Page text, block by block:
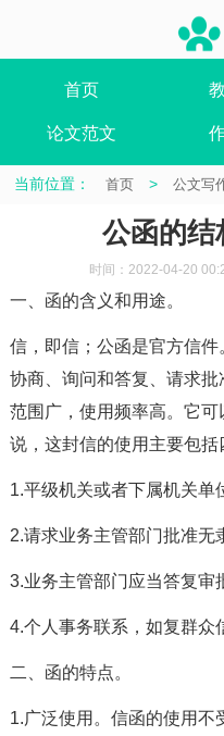
首页
论文范文
当前位置： 首页 > 公文写
公函的结
时间：2022-04-20
一、函的含义和用途。
信，即信；公函是官方信
协商、询问和答复、请求
范围广，使用频率高。它
说，这封信的使用主要包括
1.平级机关或者下属机关单
2.请求业务主管部门批准无
3.业务主管部门应当答复审
4.个人事务联系，如复群众
二、函的特点。
1.广泛使用。信函的使用不